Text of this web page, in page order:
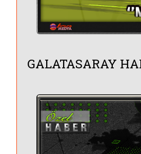
GALATASARAY